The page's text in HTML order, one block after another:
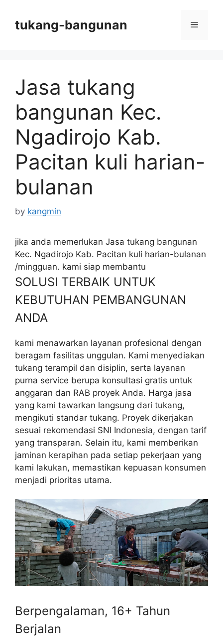
contenttukang-bangunan Menu
Jasa tukang
bangunan Kec.
Ngadirojo Kab.
Pacitan kuli harian-
bulanan
by kangmin
jika anda memerlukan Jasa tukang bangunan
Kec. Ngadirojo Kab. Pacitan kuli harian-bulanan
/mingguan. kami siap membantu
SOLUSI TERBAIK UNTUK
KEBUTUHAN PEMBANGUNAN
ANDA
kami menawarkan layanan profesional dengan
beragam fasilitas unggulan. Kami menyediakan
tukang terampil dan disiplin, serta layanan
purna service berupa konsultasi gratis untuk
anggaran dan RAB proyek Anda. Harga jasa
yang kami tawarkan langsung dari tukang,
mengikuti standar tukang. Proyek dikerjakan
sesuai rekomendasi SNI Indonesia, dengan tarif
yang transparan. Selain itu, kami memberikan
jaminan kerapihan pada setiap pekerjaan yang
kami lakukan, memastikan kepuasan konsumen
menjadi prioritas utama.
Berpengalaman, 16+ Tahun
Berjalan